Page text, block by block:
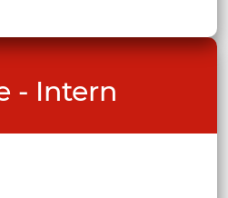
- Intern